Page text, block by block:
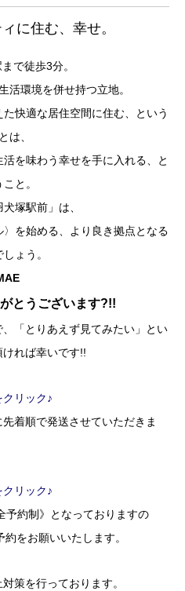
に住む、幸せ。
で徒歩3分。
活環境を併せ持つ立地。
快適な居住空間に住む、という
は、
を味わう幸せを手に入れる、と
と。
犬塚駅前」は、
を始める、より良き拠点となる
ょう。
とうございます?!!
「とりあえず見てみたい」とい
れば幸いです!!
リック♪
着順で発送させていただきま
リック♪
約制》となっておりますの
をお願いいたします。
策を行っております。